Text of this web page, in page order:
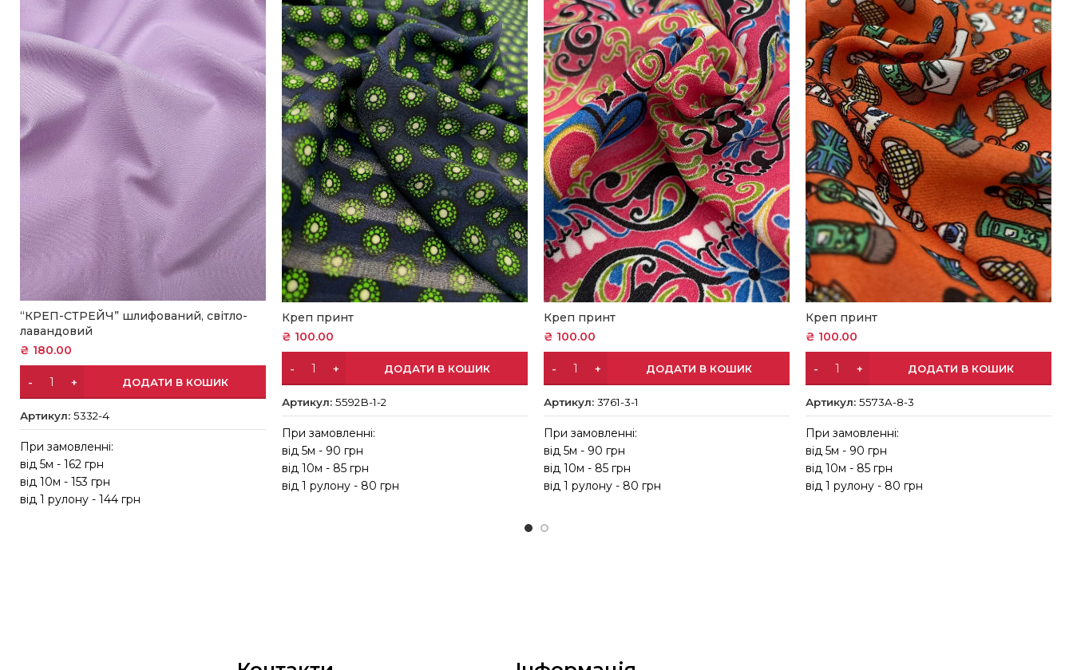
“КРЕП-СТРЕЙЧ” шлифований, світло-
лавандовий
₴ 180.00
ДОДАТИ В КОШИК
Артикул:5332-4
При замовленні:
від 5м - 162 грн
від 10м - 153 грн
від 1 рулону - 144 грн
Креп принт
₴ 100.00
ДОДАТИ В КОШИК
Артикул:5592В-1-2
При замовленні:
від 5м - 90 грн
від 10м - 85 грн
від 1 рулону - 80 грн
Креп принт
₴ 100.00
ДОДАТИ В КОШИК
Артикул:3761-3-1
При замовленні:
від 5м - 90 грн
від 10м - 85 грн
від 1 рулону - 80 грн
Креп принт
₴ 100.00
ДОДАТИ В КОШИК
Артикул:5573A-8-3
При замовленні:
від 5м - 90 грн
від 10м - 85 грн
від 1 рулону - 80 грн